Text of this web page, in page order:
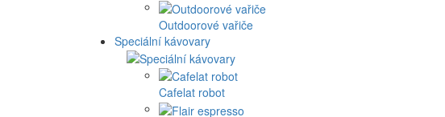
Outdoorové vařiče
Speciální kávovary
Cafelat robot